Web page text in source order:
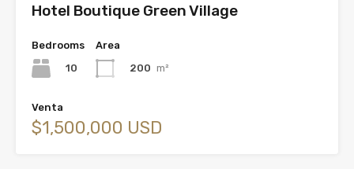
Hotel Boutique Green Village
Bedrooms
10
Area
200 m²
Venta
$1,500,000 USD